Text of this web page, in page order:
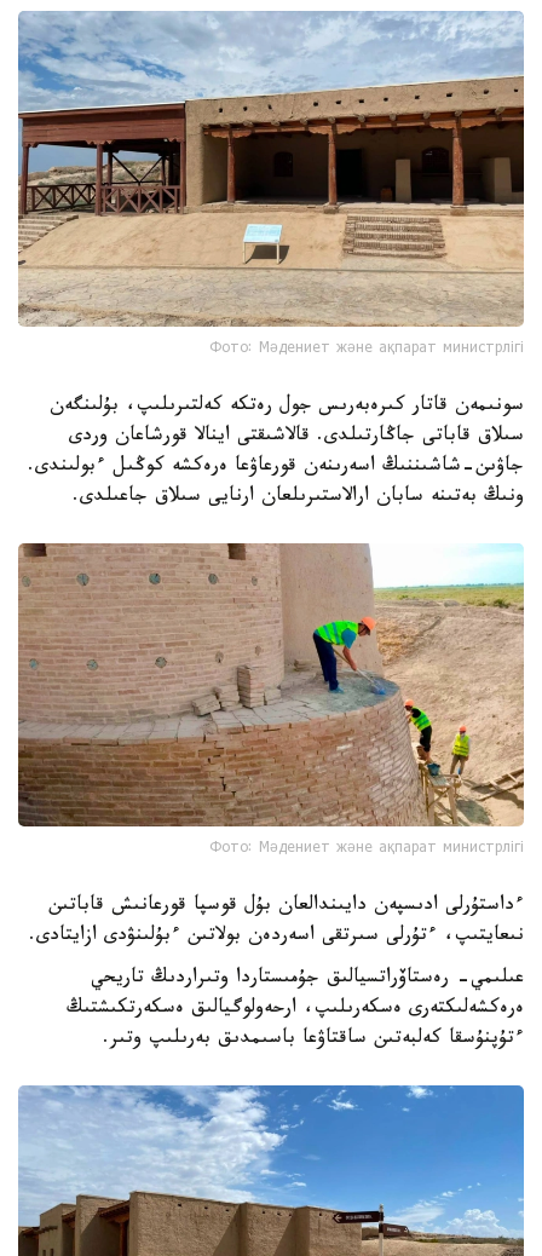
Фото: Мәдениет және ақпарат министрлігі
سونىمەن قاتار كىرەبەرىس جول رەتكە كەلتىرىلىپ، بۇلىنگەن
سىلاق قاباتى جاڭارتىلدى. قالاشىقتى اينالا قورشاعان وردى
جاۋىن-شاشىننىڭ اسەرىنەن قورعاۋعا ەرەكشە كوڭىل ءبولىندى.
ونىڭ بەتىنە سابان ارالاستىرىلعان ارنايى سىلاق جاعىلدى.
Фото: Мәдениет және ақпарат министрлігі
ءداستۇرلى ادىسپەن دايىندالعان بۇل قوسپا قورعانىش قاباتىن
نىعايتىپ، ءتۇرلى سىرتقى اسەردەن بولاتىن ءبۇلىنۋدى ازايتادى.
عىلىمي- رەستاۆراتسيالىق جۇمىستاردا وتىراردىڭ تاريحي
ەرەكشەلىكتەرى ەسكەرىلىپ، ارحەولوگيالىق ەسكەرتكىشتىڭ
ءتۇپنۇسقا كەلبەتىن ساقتاۋعا باسىمدىق بەرىلىپ وتىر.